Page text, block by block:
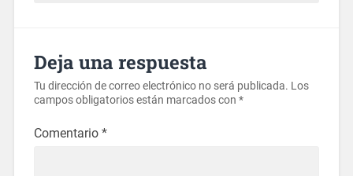
Deja una respuesta
Tu dirección de correo electrónico no será publicada. Los
campos obligatorios están marcados con *
Comentario *